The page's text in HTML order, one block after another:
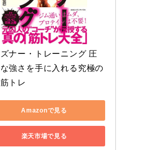
ナー・トレーニング 圧
強さを手に入れる究極の
トレ
Amazonで見る
楽天市場で見る